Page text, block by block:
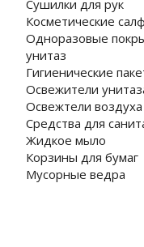
Сушилки для рук
Косметические
Одноразовые
унитаз
Гигиенические
Освежители
Освежтели воздуха
Средства для
Жидкое мыло
Корзины для бумаг
Мусорные ведра